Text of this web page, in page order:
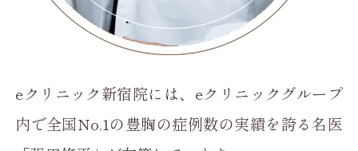
eクリニック新宿院には、eクリニックグループ
内で全国No.1の豊胸の症例数の実績を誇る名医